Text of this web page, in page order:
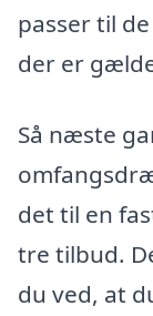
passer til
der er
Så næste
det til en
tre tilbud.
du ved, at